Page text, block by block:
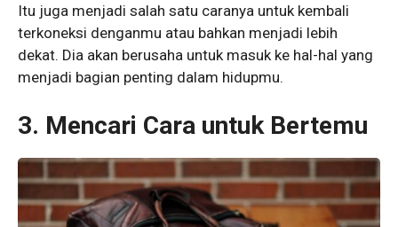
Itu juga menjadi salah satu caranya untuk kembali
terkoneksi denganmu atau bahkan menjadi lebih
dekat. Dia akan berusaha untuk masuk ke hal-hal yang
menjadi bagian penting dalam hidupmu.
3. Mencari Cara untuk Bertemu